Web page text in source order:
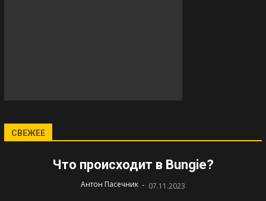
СВЕЖЕЕ
Что происходит в Bungie?
Антон Пасечник - 07.11.2023